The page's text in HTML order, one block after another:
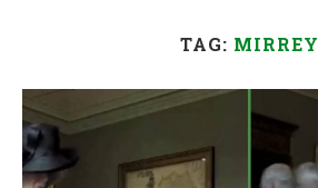
TAG: MIRREY